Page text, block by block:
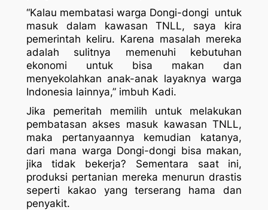
“Kalau membatasi warga Dongi-dongi untuk
masuk dalam kawasan TNLL, saya kira
pemerintah keliru. Karena masalah mereka
adalah sulitnya memenuhi kebutuhan
ekonomi untuk bisa makan dan
menyekolahkan anak-anak layaknya warga
Indonesia lainnya,” imbuh Kadi.
Jika pemeritah memilih untuk melakukan
pembatasan akses masuk kawasan TNLL,
maka pertanyaannya kemudian katanya,
dari mana warga Dongi-dongi bisa makan,
jika tidak bekerja? Sementara saat ini,
produksi pertanian mereka menurun drastis
seperti kakao yang terserang hama dan
penyakit.